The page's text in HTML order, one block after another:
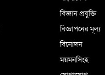
বিজ্ঞান প্রযুক্তি
বিজ্ঞাপনের মূল্য
বিনোদন
ময়মনসিংহ